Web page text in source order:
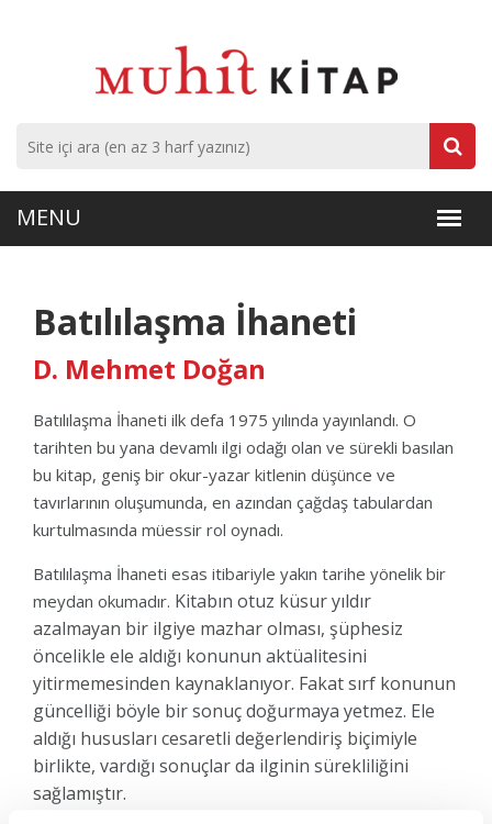
Batılılaşma İhaneti
D. Mehmet Doğan
Batılılaşma İhaneti ilk defa 1975 yılında yayınlandı. O
tarihten bu yana devamlı ilgi odağı olan ve sürekli basılan
bu kitap, geniş bir okur-yazar kitlenin düşünce ve
tavırlarının oluşumunda, en azından çağdaş tabulardan
kurtulmasında müessir rol oynadı.
Batılılaşma İhaneti esas itibariyle yakın tarihe yönelik bir
meydan okumadır. Kitabın otuz küsur yıldır
azalmayan bir ilgiye mazhar olması, şüphesiz
öncelikle ele aldığı konunun aktüalitesini
yitirmemesinden kaynaklanıyor. Fakat sırf konunun
güncelliği böyle bir sonuç doğurmaya yetmez. Ele
aldığı hususları cesaretli değerlendiriş biçimiyle
birlikte, vardığı sonuçlar da ilginin sürekliliğini
sağlamıştır.